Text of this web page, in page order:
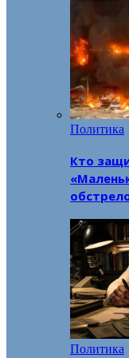
Политика
Кто
Политика